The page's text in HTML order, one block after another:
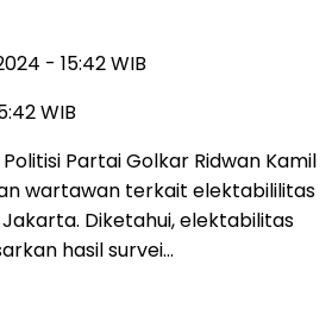
- 15:42 WIB
WIB
Politisi Partai Golkar Ridwan Kamil
wartawan terkait elektabililitas
Jakarta. Diketahui, elektabilitas
hasil survei…